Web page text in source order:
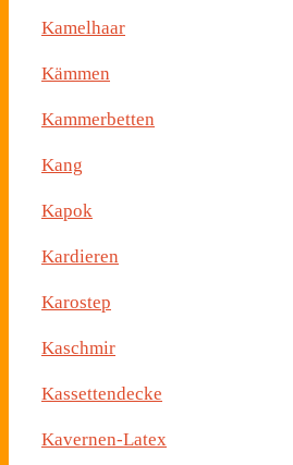
Kamelhaar
Kämmen
Kammerbetten
Kang
Kapok
Kardieren
Karostep
Kaschmir
Kassettendecke
Kavernen-Latex